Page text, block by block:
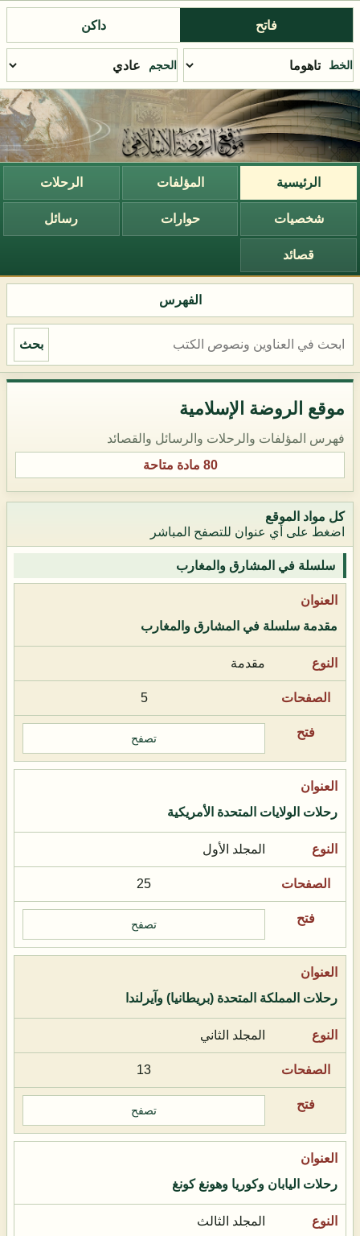
فاتح داكن
الخط الحجم
الرئيسية المؤلفات الرحلات
شخصيات حوارات رسائل
قصائد
الفهرس
بحث
موقع الروضة الإسلامية
فهرس المؤلفات والرحلات والرسائل والقصائد
80 مادة متاحة
كل مواد الموقع
اضغط على أي عنوان للتصفح المباشر
سلسلة في المشارق والمغارب
مقدمة سلسلة في المشارق والمغارب
مقدمة
5
تصفح
رحلات الولايات المتحدة الأمريكية
المجلد الأول
25
تصفح
رحلات المملكة المتحدة (بريطانيا) وآيرلندا
المجلد الثاني
13
تصفح
رحلات اليابان وكوريا وهونغ كونغ
المجلد الثالث